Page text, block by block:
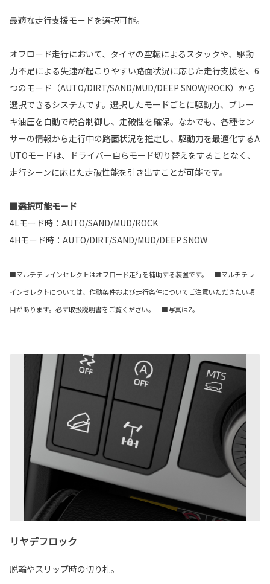
最適な走行支援モードを選択可能。
オフロード走行において、タイヤの空転によるスタックや、駆動
力不足による失速が起こりやすい路面状況に応じた走行支援を、6
つのモード（AUTO/DIRT/SAND/MUD/DEEP SNOW/ROCK）から
選択できるシステムです。選択したモードごとに駆動力、ブレー
キ油圧を自動で統合制御し、走破性を確保。なかでも、各種セン
サーの情報から走行中の路面状況を推定し、駆動力を最適化するA
UTOモードは、ドライバー自らモード切り替えをすることなく、
走行シーンに応じた走破性能を引き出すことが可能です。
■選択可能モード
4Lモード時：AUTO/SAND/MUD/ROCK
4Hモード時：AUTO/DIRT/SAND/MUD/DEEP SNOW
■マルチテレインセレクトはオフロード走行を補助する装置です。 ■マルチテレ
インセレクトについては、作動条件および走行条件についてご注意いただきたい項
目があります。必ず取扱説明書をご覧ください。 ■写真はZ。
リヤデフロック
脱輪やスリップ時の切り札。